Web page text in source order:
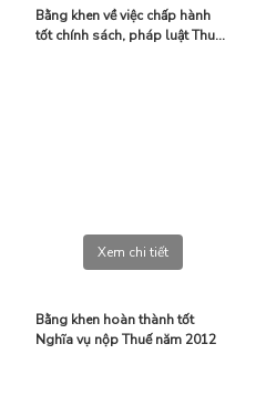
Bằng khen về việc chấp hành
tốt chính sách, pháp luật Thuế
Xem chi tiết
Bằng khen hoàn thành tốt
Nghĩa vụ nộp Thuế năm 2012